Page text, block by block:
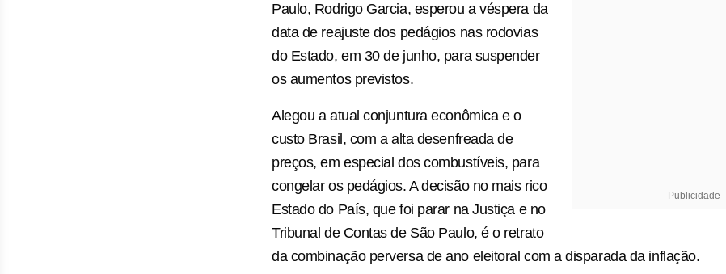
Publicidade
Paulo, Rodrigo Garcia, esperou a véspera da
data de reajuste dos pedágios nas rodovias
do Estado, em 30 de junho, para suspender
os aumentos previstos.
Alegou a atual conjuntura econômica e o
custo Brasil, com a alta desenfreada de
preços, em especial dos combustíveis, para
congelar os pedágios. A decisão no mais rico
Estado do País, que foi parar na Justiça e no
Tribunal de Contas de São Paulo, é o retrato
da combinação perversa de ano eleitoral com a disparada da inflação.